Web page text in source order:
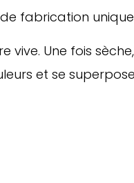
fabrication
vive. Une fois
et se